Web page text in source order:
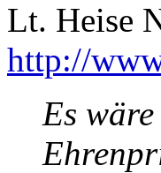
Lt. Heise
http://
Es